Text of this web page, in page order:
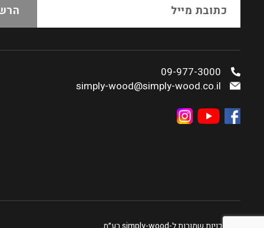
09-977-3000
simply-wood@simply-wood.co.il